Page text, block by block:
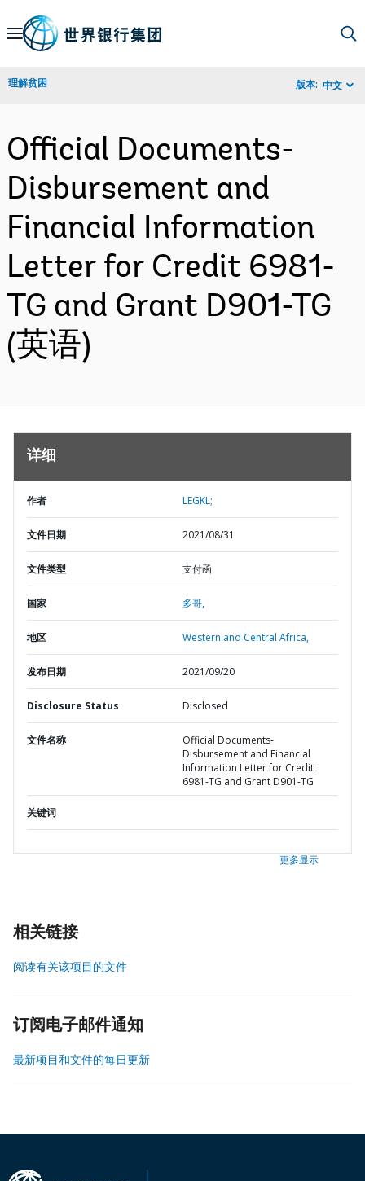
Skip
Navigation
理解贫困 版本: 中文
Official Documents-
Disbursement and
Financial Information
Letter for Credit 6981-
TG and Grant D901-TG
(英语)
详细
作者 LEGKL;
文件日期 2021/08/31
文件类型 支付函
国家 多哥,
地区 Western and Central Africa,
发布日期 2021/09/20
Disclosure Status Disclosed
文件名称
Official Documents-
Disbursement and Financial
Information Letter for Credit
6981-TG and Grant D901-TG
关键词
更多显示
相关链接
阅读有关该项目的文件
订阅电子邮件通知
最新项目和文件的每日更新